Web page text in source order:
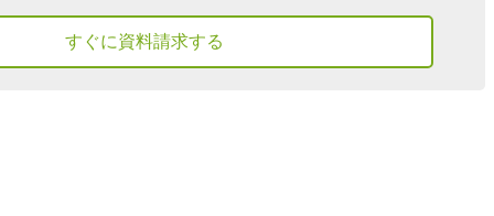
すぐに資料請求する